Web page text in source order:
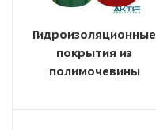
Гидроизоляционные
покрытия из
полимочевины